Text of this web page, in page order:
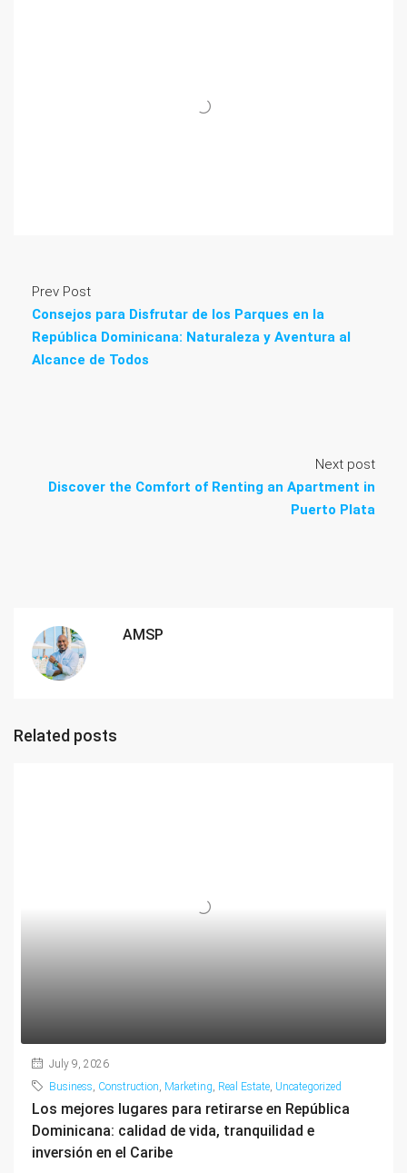
Prev Post
Consejos para Disfrutar de los Parques en la
República Dominicana: Naturaleza y Aventura al
Alcance de Todos
Next post
Discover the Comfort of Renting an Apartment in
Puerto Plata
AMSP
Related posts
July 9, 2026
Business, Construction, Marketing, Real Estate, Uncategorized
Los mejores lugares para retirarse en República
Dominicana: calidad de vida, tranquilidad e
inversión en el Caribe